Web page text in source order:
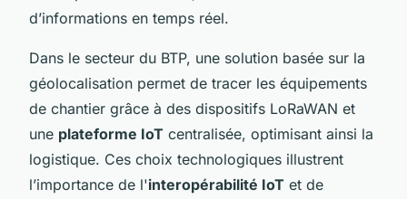
d’informations en temps réel.
Dans le secteur du BTP, une solution basée sur la
géolocalisation permet de tracer les équipements
de chantier grâce à des dispositifs LoRaWAN et
une plateforme IoT centralisée, optimisant ainsi la
logistique. Ces choix technologiques illustrent
l’importance de l'interopérabilité IoT et de